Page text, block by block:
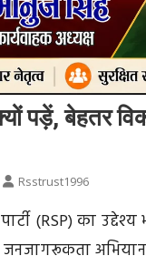
पड़ें, बेहतर
Rsstrust1996
पार्टी (RSP) का
जनजागरूकता